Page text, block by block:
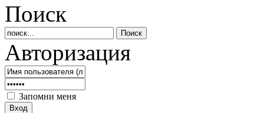
Поиск
Авторизация
Запомни меня